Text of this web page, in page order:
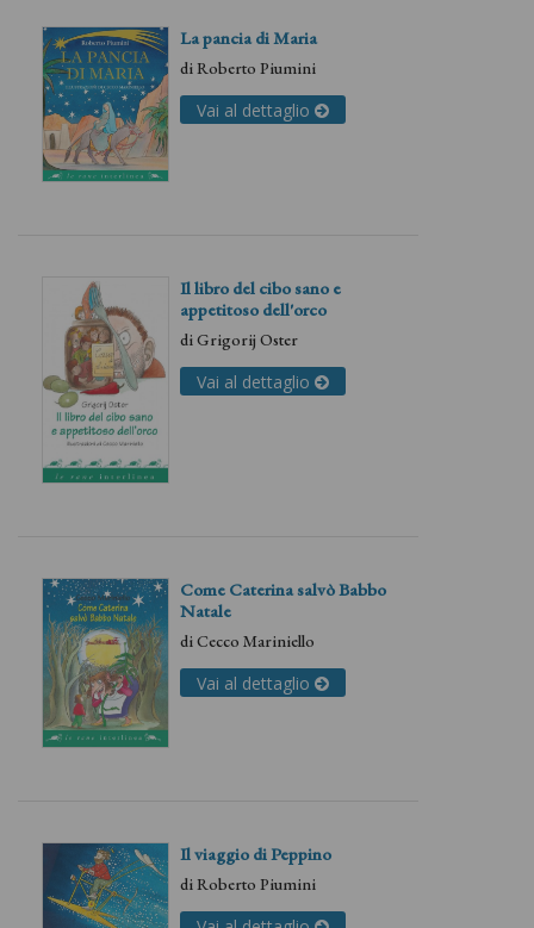
La pancia di Maria
diRoberto Piumini
Vai al dettaglio
Il libro del cibo sano e
appetitoso dell'orco
diGrigorij Oster
Vai al dettaglio
Come Caterina salvò Babbo
Natale
diCecco Mariniello
Vai al dettaglio
Il viaggio di Peppino
diRoberto Piumini